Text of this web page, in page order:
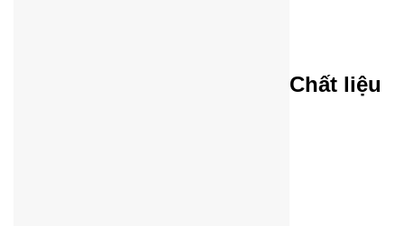
Chất liệu